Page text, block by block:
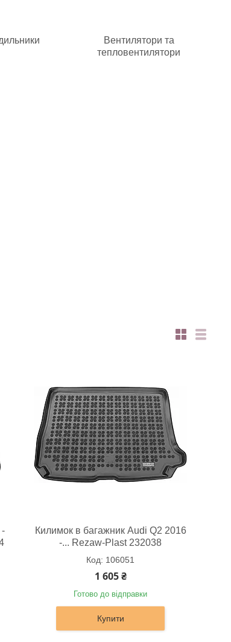
Вентилятори та
тепловентилятори
Килимок в багажник Audi Q2 2016
-... Rezaw-Plast 232038
106051
1 605 ₴
Готово до відправки
Купити